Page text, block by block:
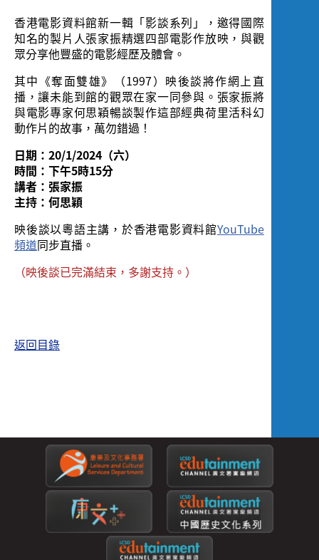
香港電影資料館新一輯「影談系列」，邀得國際
知名的製片人張家振精選四部電影作放映，與觀
眾分享他豐盛的電影經歷及體會。
其中《奪面雙雄》（1997）映後談將作網上直
播，讓未能到館的觀眾在家一同參與。張家振將
與電影專家何思穎暢談製作這部經典荷里活科幻
動作片的故事，萬勿錯過！
日期： 20/1/2024 （六）
時間：下午5時15分
講者：張家振
主持：何思穎
映後談以粵語主講，於香港電影資料館YouTube
頻道同步直播。
（映後談已完滿結束，多謝支持。）
返回目錄